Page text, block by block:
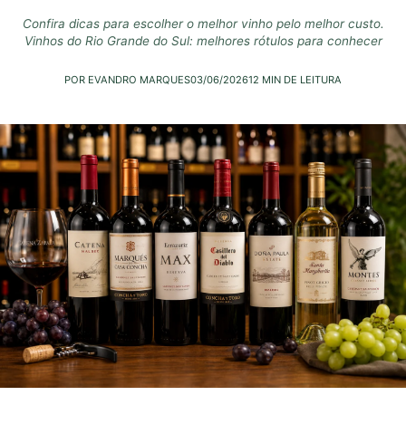
Confira dicas para escolher o melhor vinho pelo melhor custo.
Vinhos do Rio Grande do Sul: melhores rótulos para conhecer
POR EVANDRO MARQUES03/06/202612 MIN DE LEITURA